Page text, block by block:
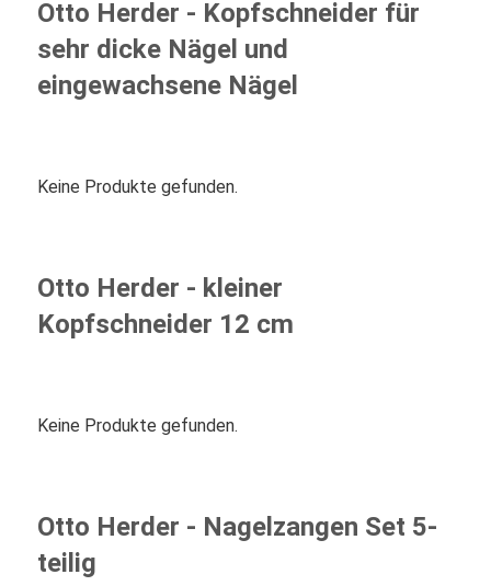
Otto Herder - Kopfschneider für
sehr dicke Nägel und
eingewachsene Nägel
Keine Produkte gefunden.
Otto Herder - kleiner
Kopfschneider 12 cm
Keine Produkte gefunden.
Otto Herder - Nagelzangen Set 5-
teilig